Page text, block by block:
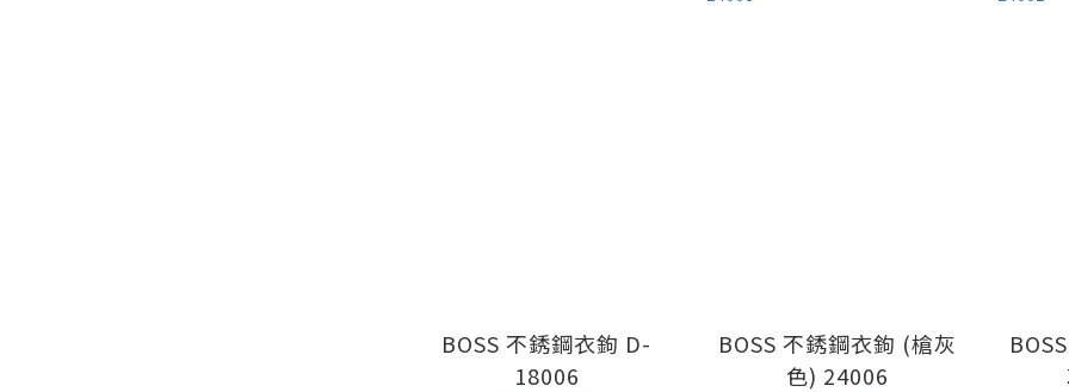
BOSS 不銹鋼衣鉤 D-
18006
BOSS 不銹鋼衣鉤 (槍灰
色) 24006